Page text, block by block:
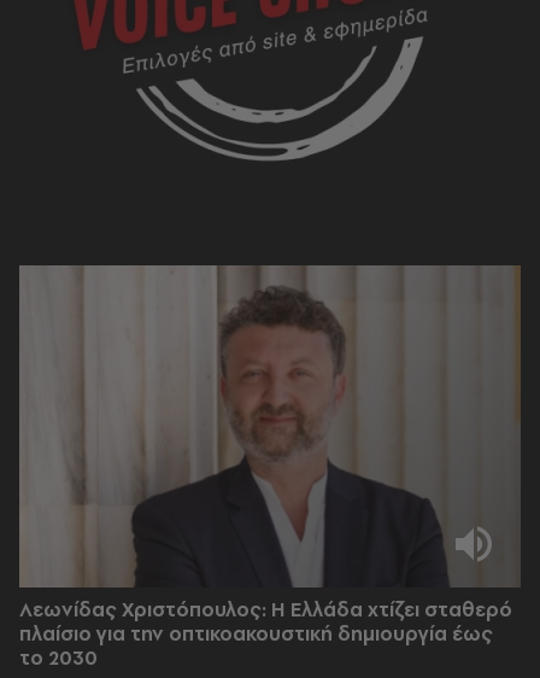
Λεωνίδας Χριστόπουλος: Η Ελλάδα χτίζει σταθερό
πλαίσιο για την οπτικοακουστική δημιουργία έως
το 2030